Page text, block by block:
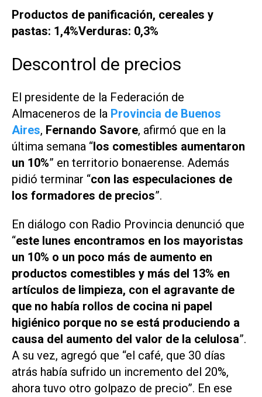
Productos de panificación, cereales y
pastas: 1,4%Verduras: 0,3%
Descontrol de precios
El presidente de la Federación de
Almaceneros de la Provincia de Buenos
Aires, Fernando Savore, afirmó que en la
última semana “ los comestibles aumentaron
un 10%” en territorio bonaerense. Además
pidió terminar “con las especulaciones de
los formadores de precios”.
En diálogo con Radio Provincia denunció que
“este lunes encontramos en los mayoristas
un 10% o un poco más de aumento en
productos comestibles y más del 13% en
artículos de limpieza, con el agravante de
que no había rollos de cocina ni papel
higiénico porque no se está produciendo a
causa del aumento del valor de la celulosa”.
A su vez, agregó que “el café, que 30 días
atrás había sufrido un incremento del 20%,
ahora tuvo otro golpazo de precio”. En ese